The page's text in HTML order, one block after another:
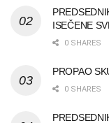
ISEČENE
0 SHARES
PROPAO
0 SHARES